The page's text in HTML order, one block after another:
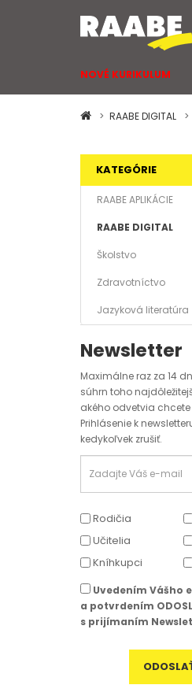
NOVÉ KURIKULUM
RAABE DIGITAL
KATEGÓRIE
RAABE APLIKÁCIE
RAABE DIGITAL
Školstvo
Zdravotníctvo
Jazyková literatúra
Newsletter
Maximálne raz za 14
súhrn toho
akého odvetvia
Prihlásenie k
kedykoľvek zrušiť.
Rodičia
Učitelia
Kníhkupci
Uvedením Vášho
a potvrdením
s prijímaním